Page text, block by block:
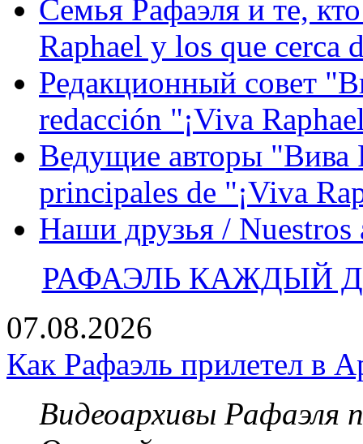
Семья Рафаэля и те,
Raphael y los que cerca
Редакционный совет
redacción "¡Viva
Ведущие авторы "Вива
principales de "¡Viva
Наши друзья / Nuestros
РАФАЭЛЬ КАЖДЫЙ
07.08.2026
Как Рафаэль прилетел в
Видеоархивы Рафаэля